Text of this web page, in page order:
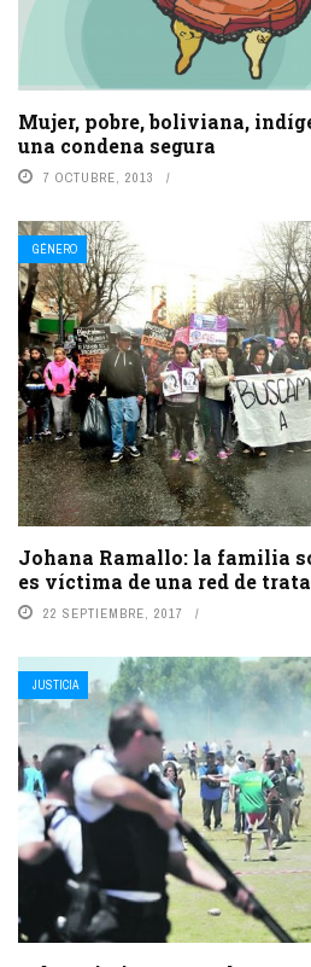
Mujer, pobre, boliviana,
una condena segura
7 OCTUBRE, 2013
GÉNERO
Johana Ramallo: la familia
es víctima de una red de trata
22 SEPTIEMBRE, 2017
JUSTICIA